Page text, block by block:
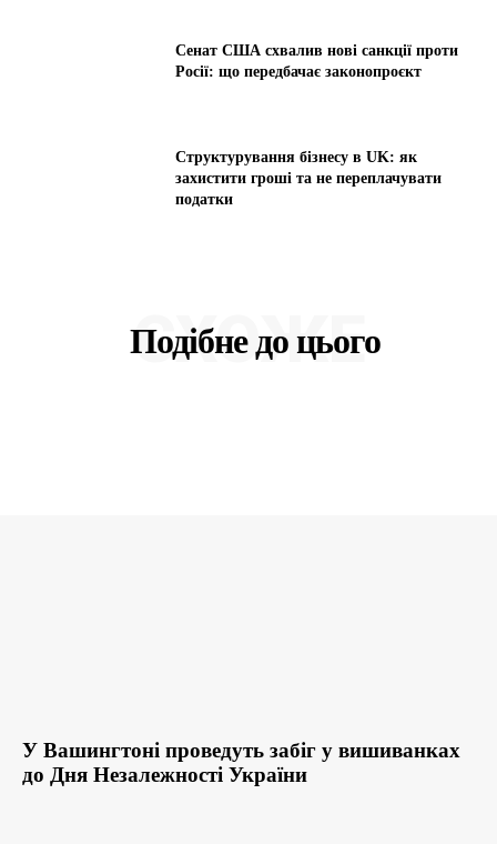
Сенат США схвалив нові санкції проти
Росії: що передбачає законопроєкт
Структурування бізнесу в UK: як
захистити гроші та не переплачувати
податки
Подібне до цього
СХОЖЕ
У Вашингтоні проведуть забіг у вишиванках
до Дня Незалежності України